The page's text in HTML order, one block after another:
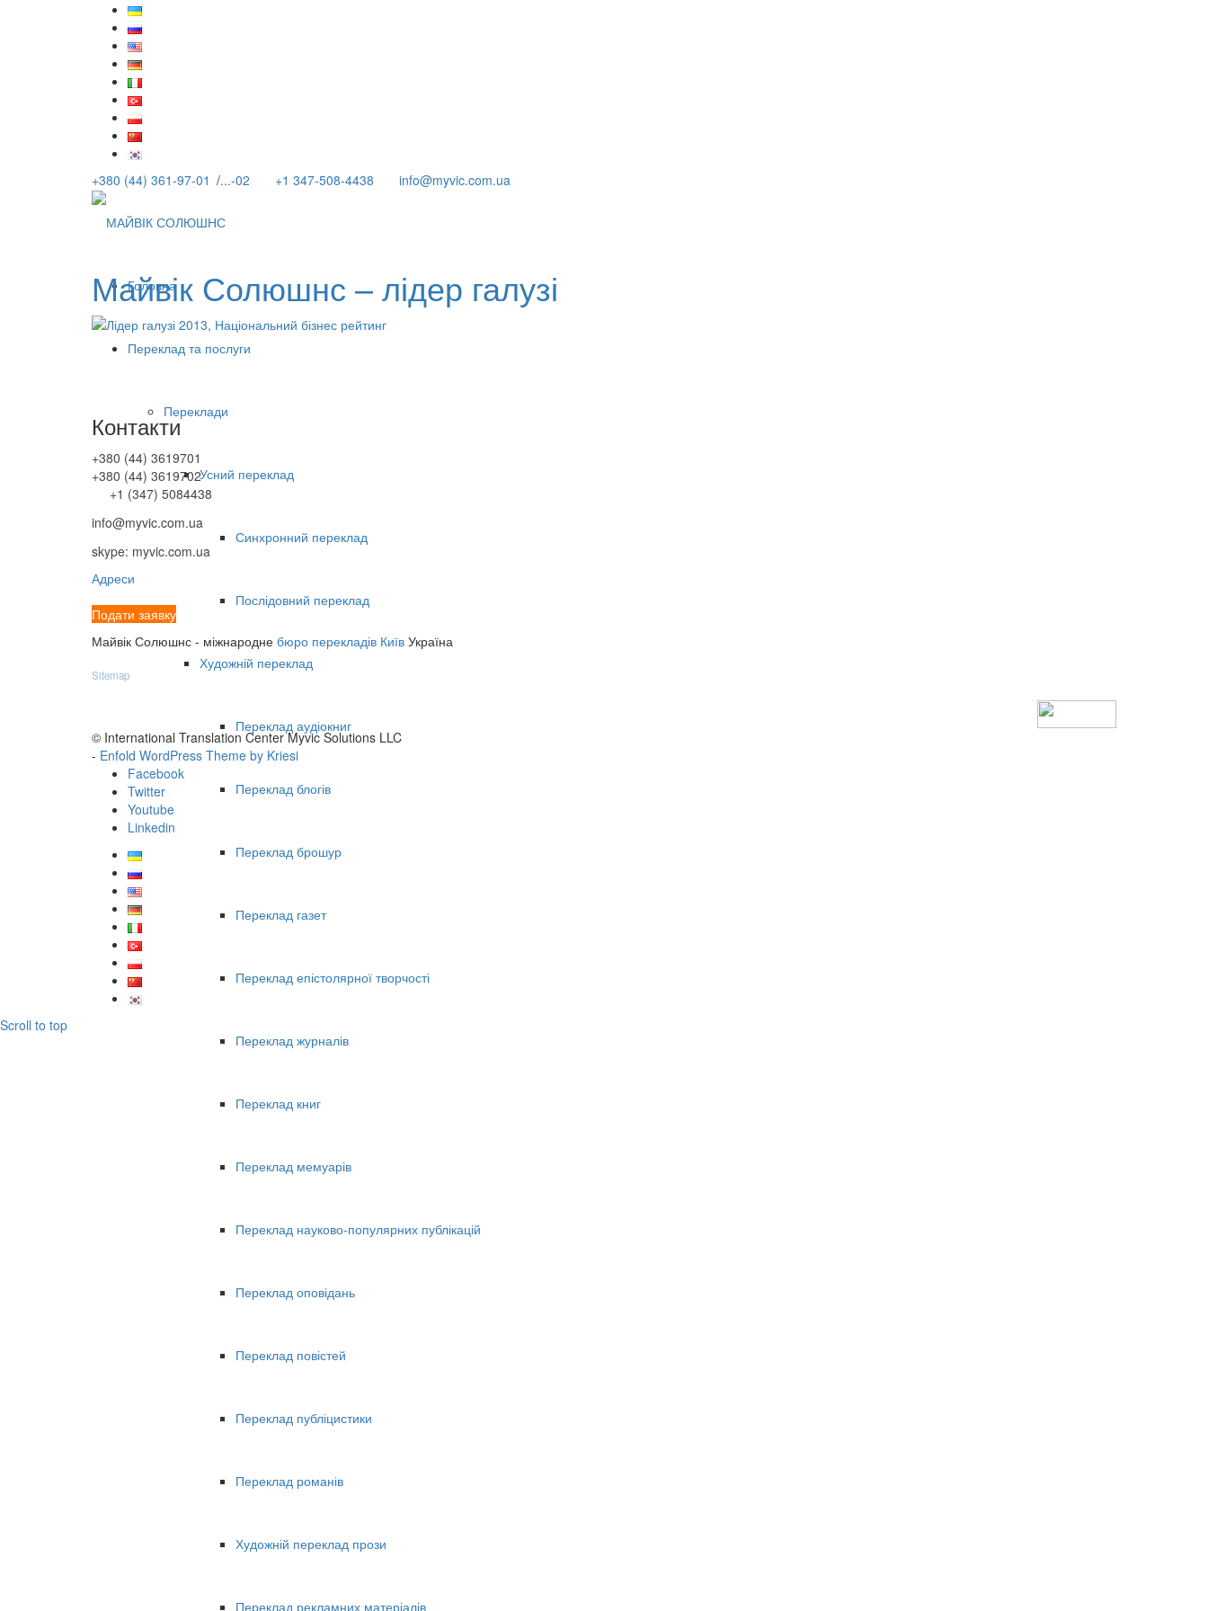
+380 (44) 361-97-01 /...-02 +1 347-508-4438 info@myvic.com.ua
Головна
Переклад та послуги
Переклади
Усний переклад
Синхронний переклад
Послідовний переклад
Художній переклад
Переклад аудіокниг
Переклад блогів
Переклад брошур
Переклад газет
Переклад епістолярної творчості
Переклад журналів
Переклад книг
Переклад мемуарів
Переклад науково-популярних публікацій
Переклад оповідань
Переклад повістей
Переклад публіцистики
Переклад романів
Художній переклад прози
Переклад рекламних матеріалів
Майвік Солюшнс – лідер галузі
Контакти
+380 (44) 3619701
+380 (44) 3619702
+1 (347) 5084438
info@myvic.com.ua
skype: myvic.com.ua
Адреси
Подати заявку
Майвік Солюшнс - міжнародне бюро перекладів Київ Україна
Sitemap
© International Translation Center Myvic Solutions LLC
- Enfold WordPress Theme by Kriesi
Facebook
Twitter
Youtube
Linkedin
Scroll to top